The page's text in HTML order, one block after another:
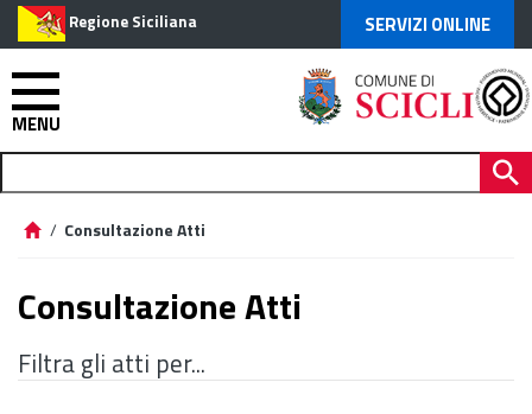
Regione Siciliana SERVIZI ONLINE
MENU
/ Consultazione Atti
Consultazione Atti
Filtra gli atti per...